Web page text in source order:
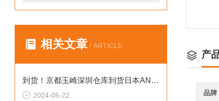
相关文章 / ARTICLE
到货！京都玉崎深圳仓库到货日本AND 电子秤HV-60KCEP
2024-05-22
产
品牌